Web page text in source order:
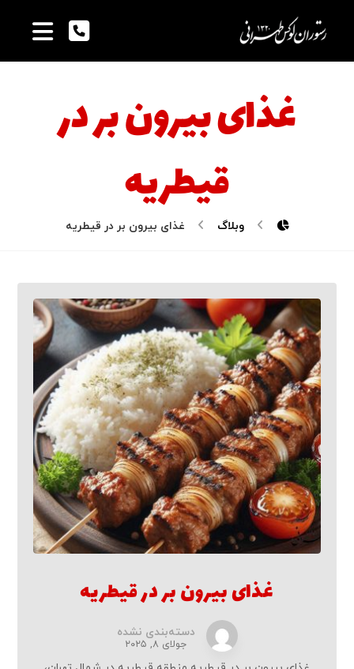
غذای بیرون بر در
قیطریه
وبلاگ غذای بیرون بر در قیطریه
غذای بیرون بر در قیطریه
دسته‌بندی نشده
جولای ۸, ۲۰۲۵